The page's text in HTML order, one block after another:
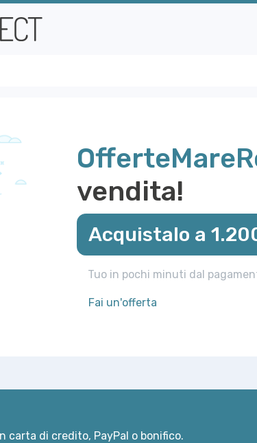
vendita!
Acquistalo a
Tuo in pochi minuti dal
Fai un'offerta
carta di credito, PayPal o bonifico.